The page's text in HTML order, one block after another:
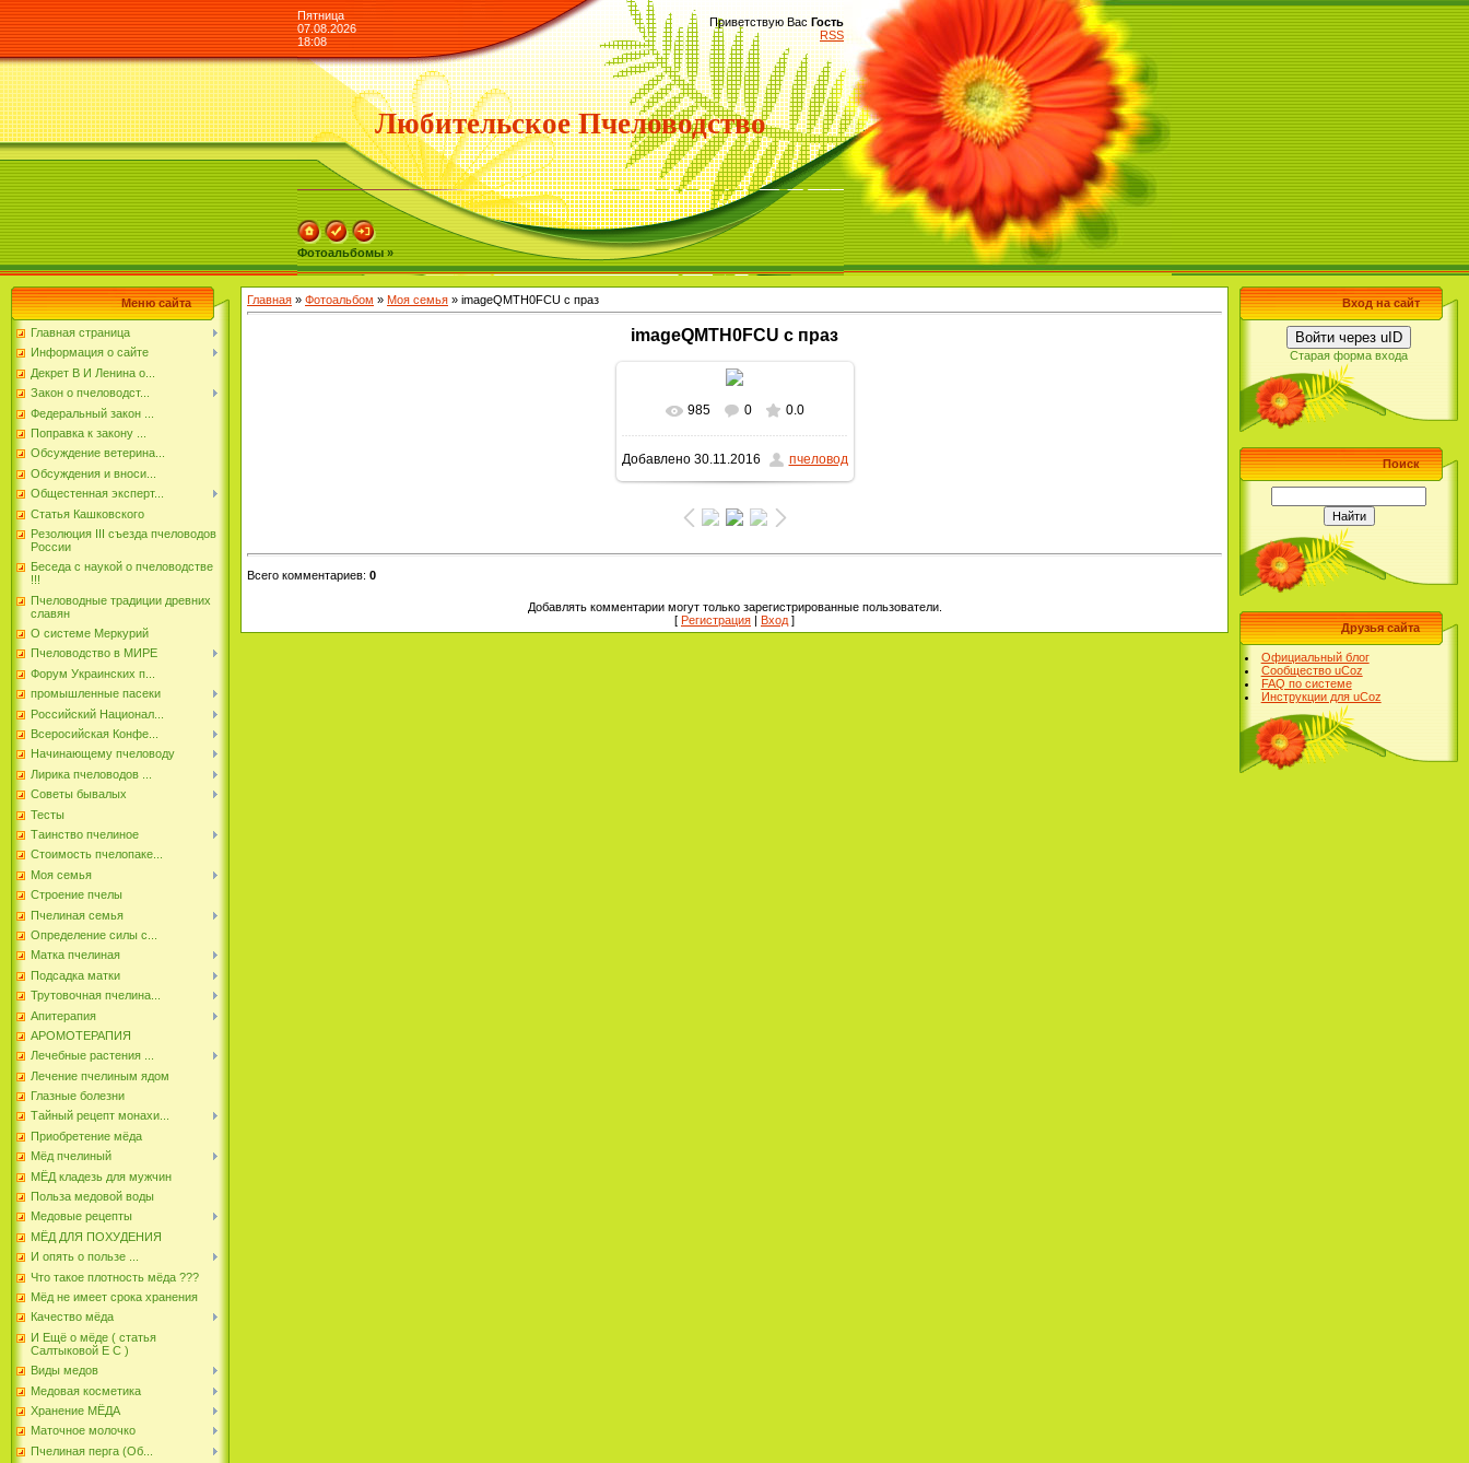
Пятница
07.08.2026
18:08
Приветствую Вас Гость
RSS
Любительское Пчеловодство
Фотоальбомы »
Меню сайта
Главная страница
Информация о сайте
Декрет В И Ленина о...
Закон о пчеловодст...
Федеральный закон ...
Поправка к закону ...
Обсуждение ветерина...
Обсуждения и вноси...
Общестенная эксперт...
Статья Кашковского
Резолюция III съезда пчеловодов
России
Беседа с наукой о пчеловодстве
!!!
Пчеловодные традиции древних
славян
О системе Меркурий
Пчеловодство в МИРЕ
Форум Украинских п...
промышленные пасеки
Российский Национал...
Всеросийская Конфе...
Начинающему пчеловоду
Лирика пчеловодов ...
Советы бывалых
Тесты
Таинство пчелиное
Стоимость пчелопаке...
Моя семья
Строение пчелы
Пчелиная семья
Определение силы с...
Матка пчелиная
Подсадка матки
Трутовочная пчелина...
Апитерапия
АРОМОТЕРАПИЯ
Лечебные растения ...
Лечение пчелиным ядом
Глазные болезни
Тайный рецепт монахи...
Приобретение мёда
Мёд пчелиный
МЁД кладезь для мужчин
Польза медовой воды
Медовые рецепты
МЁД ДЛЯ ПОХУДЕНИЯ
И опять о пользе ...
Что такое плотность мёда ???
Мёд не имеет срока хранения
Качество мёда
И Ещё о мёде ( статья
Салтыковой Е С )
Виды медов
Медовая косметика
Хранение МЁДА
Маточное молочко
Пчелиная перга (Об...
Главная » Фотоальбом » Моя семья » imageQMTH0FCU с праз
imageQMTH0FCU с праз
985 0 0.0
Добавлено30.11.2016 пчеловод
Всего комментариев: 0
Добавлять комментарии могут только зарегистрированные пользователи.
[ Регистрация Вход]
Вход на сайт
Войти через uID
Старая форма входа
Поиск
Друзья сайта
Официальный блог
Сообщество uCoz
FAQ по системе
Инструкции для uCoz